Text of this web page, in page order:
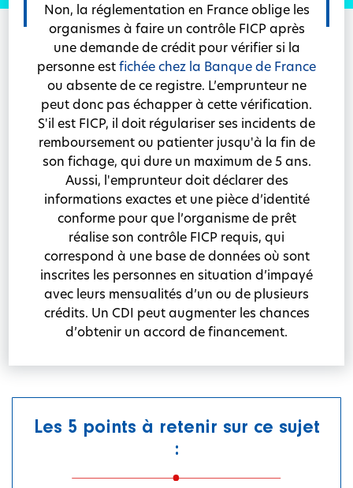
Non, la réglementation en France oblige les
organismes à faire un contrôle FICP après
une demande de crédit pour vérifier si la
personne estfichée chez la Banque de France
ou absente de ce registre. L’emprunteur ne
peut donc pas échapper à cette vérification.
S'il est FICP, il doit régulariser ses incidents de
remboursement ou patienter jusqu'à la fin de
son fichage, qui dure un maximum de 5 ans.
Aussi, l'emprunteur doit déclarer des
informations exactes et une pièce d’identité
conforme pour que l’organisme de prêt
réalise son contrôle FICP requis, qui
correspond à une base de données où sont
inscrites les personnes en situation d’impayé
avec leurs mensualités d’un ou de plusieurs
crédits. Un CDI peut augmenter les chances
d’obtenir un accord de financement.
Les 5 points à retenir sur ce sujet
: